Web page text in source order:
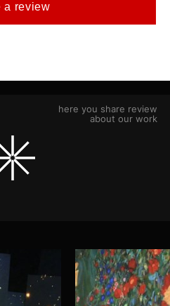
a review
here you share review
about our work